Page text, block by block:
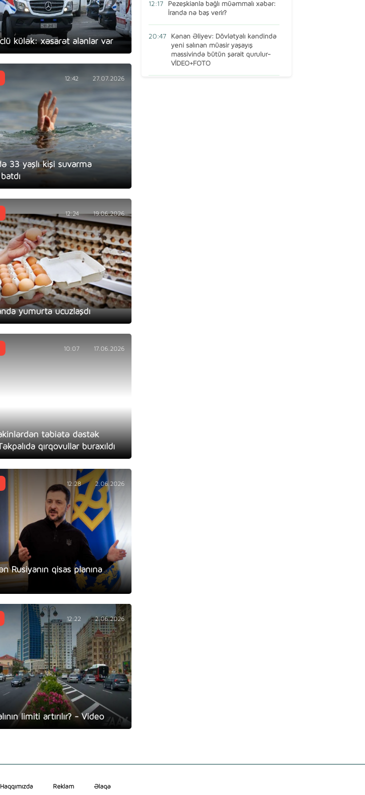
külək: xəsarət alanlar var
33 yaşlı kişi suvarma
12:42 27.07.2026
yumurta ucuzlaşdı
12:24 19.06.2026
təbiətə dəstək
qırqovullar buraxıldı
10:07 17.06.2026
Rusiyanın qisas planına
12:28 2.06.2026
limiti artırılır? - Video
12:22 2.06.2026
12:17
Pezeşkianla bağlı müəmmalı xəbər:
İranda nə baş verir?
20:47
Kənan Əliyev: Dövlətyalı kəndində
yeni salınan müasir yaşayış
massivində bütün şərait qurulur-
VİDEO+FOTO
Haqqımızda Reklam Əlaqə